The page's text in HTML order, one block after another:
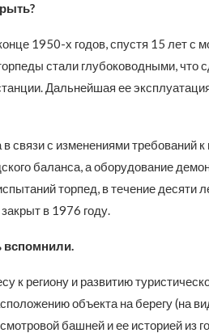
1950-х годов, спустя 15 лет с
стали глубоководными, что
Дальнейшая ее
связи с изменениями требований
баланса, а оборудование
торпед, в течение десяти
в 1976 году.
вспомнили.
к региону и развитию
объекта на берегу (на
башней и ее историей из